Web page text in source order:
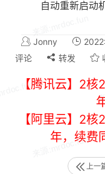
自动重新启动
Jonny
评论
转发
【腾讯云】2
【阿里云】2
年，续费
上一